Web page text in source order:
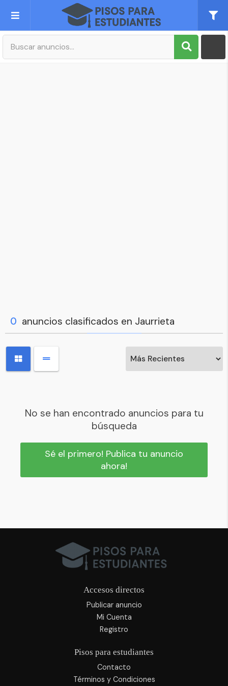
Publica tu Anuncio
0 anuncios clasificados en Jaurrieta
No se han encontrado anuncios para tu
búsqueda
Sé el primero! Publica tu anuncio
ahora!
Accesos directos
Publicar anuncio
Mi Cuenta
Registro
Pisos para estudiantes
Contacto
Términos y Condiciones